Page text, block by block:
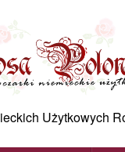
Użytkowych